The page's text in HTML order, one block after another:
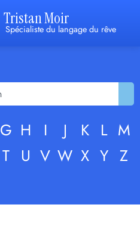
Tristan Moir
Spécialiste du langage du rêve
G H I J K L M
T U V W X Y Z